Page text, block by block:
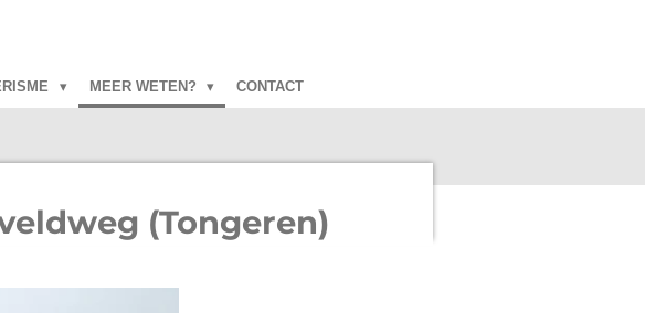
MEER WETEN? CONTACT
(Tongeren)